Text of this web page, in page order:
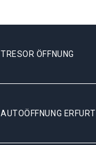
TRESOR ÖFFNUNG
AUTOÖFFNUNG ERFURT